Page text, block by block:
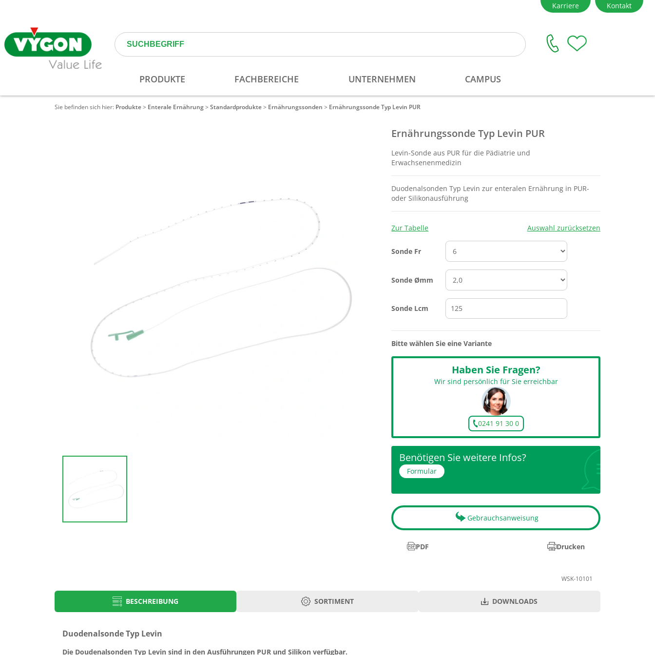
Sie befinden sich hier: Produkte> Enterale Ernährung> Standardprodukte> Ernährungssonden > Ernährungssonde Typ Levin PUR
Ernährungssonde Typ Levin PUR
Levin-Sonde aus PUR für die Pädiatrie und
Erwachsenenmedizin
Duodenalsonden Typ Levin zur enteralen Ernährung in PUR-
oder Silikonausführung
Zur Tabelle Auswahl zurücksetzen
Sonde Fr
Sonde Ømm
Sonde Lcm
Bitte wählen Sie eine Variante
Haben Sie Fragen?
Wir sind persönlich für Sie erreichbar
0241 91 30 0
Benötigen Sie weitere Infos?
Formular
Gebrauchsanweisung
PDF Drucken
WSK-10101
BESCHREIBUNG SORTIMENT
Sonde Fr Sonde Ømm
DOWNLOADS
Gebrauchsanweisungen
Duodenalsonde Typ Levin
Die Doudenalsonden Typ Levin sind in den Ausführungen PUR und Silikon verfügbar.